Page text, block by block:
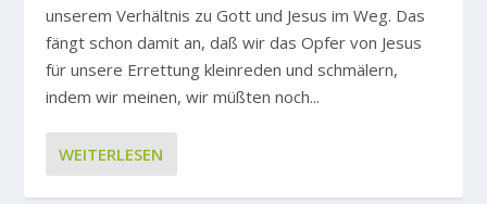
unserem Verhältnis zu Gott und Jesus im Weg. Das
fängt schon damit an, daß wir das Opfer von Jesus
für unsere Errettung kleinreden und schmälern,
indem wir meinen, wir müßten noch...
WEITERLESEN